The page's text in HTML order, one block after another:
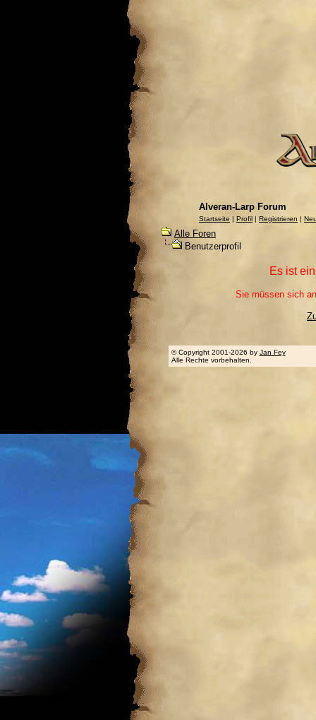
Alveran-Larp Forum
Startseite | Profil | Registrieren |
Alle Foren
Benutzerprofil
Es ist
Sie müssen sich
© Copyright 2001-2026 by Jan Fey
Alle Rechte vorbehalten.